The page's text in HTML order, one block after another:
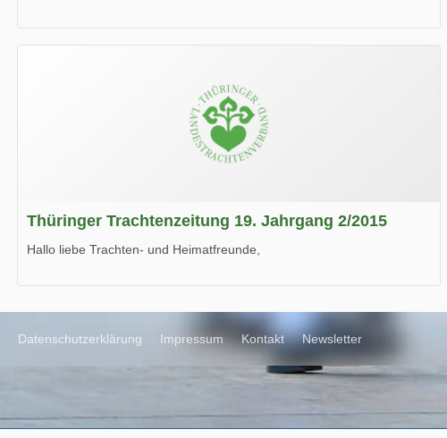
Wir wünschen Euch viel Spaß beim Lesen.
Thüringer Trachtenzeitung 19. Jahrgang 2/2015
Hallo liebe Trachten- und Heimatfreunde,
Datenschutzerklärung Impressum Kontakt Newsletter